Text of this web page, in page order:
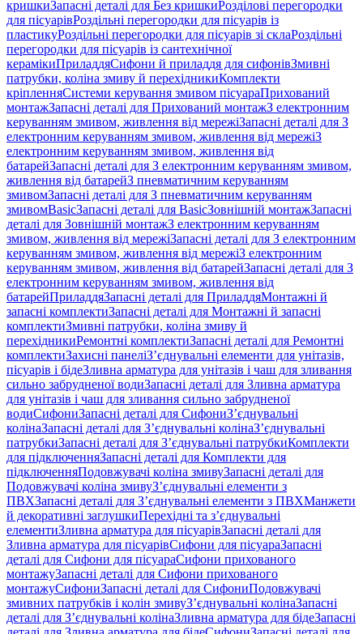
кришкиЗапасні деталі для Без кришкиРозділові перегородки
для пісуарівРоздільні перегородки для пісуарів із
пластикуРоздільні перегородки для пісуарів зі склаРоздільні
перегородки для пісуарів із сантехнічної
керамікиПриладдяСифони й приладдя для сифонівЗмивні
патрубки, коліна змиву й перехідникиКомплекти
кріпленняСистеми керування змивом пісуараПрихований
монтажЗапасні деталі для Прихований монтажЗ електронним
керуванням змивом, живлення від мережіЗапасні деталі для З
електронним керуванням змивом, живлення від мережіЗ
електронним керуванням змивом, живлення від
батарейЗапасні деталі для З електронним керуванням змивом,
живлення від батарейЗ пневматичним керуванням
змивомЗапасні деталі для З пневматичним керуванням
змивомBasicЗапасні деталі для BasicЗовнішній монтажЗапасні
деталі для Зовнішній монтажЗ електронним керуванням
змивом, живлення від мережіЗапасні деталі для З електронним
керуванням змивом, живлення від мережіЗ електронним
керуванням змивом, живлення від батарейЗапасні деталі для З
електронним керуванням змивом, живлення від
батарейПриладдяЗапасні деталі для ПриладдяМонтажні й
запасні комплектиЗапасні деталі для Монтажні й запасні
комплектиЗмивні патрубки, коліна змиву й
перехідникиРемонтні комплектиЗапасні деталі для Ремонтні
комплектиЗахисні панеліЗ’єднувальні елементи для унітазів,
пісуарів і бідеЗливна арматура для унітазів і чаш для зливання
сильно забрудненої водиЗапасні деталі для Зливна арматура
для унітазів і чаш для зливання сильно забрудненої
водиСифониЗапасні деталі для СифониЗ’єднувальні
колінаЗапасні деталі для З’єднувальні колінаЗ’єднувальні
патрубкиЗапасні деталі для З’єднувальні патрубкиКомплекти
для підключенняЗапасні деталі для Комплекти для
підключенняПодовжувачі коліна змивуЗапасні деталі для
Подовжувачі коліна змивуЗ’єднувальні елементи з
ПВХЗапасні деталі для З’єднувальні елементи з ПВХМанжети
й декоративні заглушкиПерехідні та з’єднувальні
елементиЗливна арматура для пісуарівЗапасні деталі для
Зливна арматура для пісуарівСифони для пісуараЗапасні
деталі для Сифони для пісуараСифони прихованого
монтажуЗапасні деталі для Сифони прихованого
монтажуСифониЗапасні деталі для СифониПодовжувачі
змивних патрубків і колін змивуЗ’єднувальні колінаЗапасні
деталі для З’єднувальні колінаЗливна арматура для бідеЗапасні